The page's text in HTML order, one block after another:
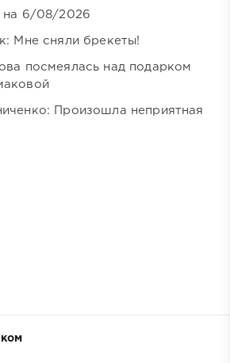
на 6/08/2026
Мне сняли брекеты!
посмеялась над подарком
Произошла неприятная